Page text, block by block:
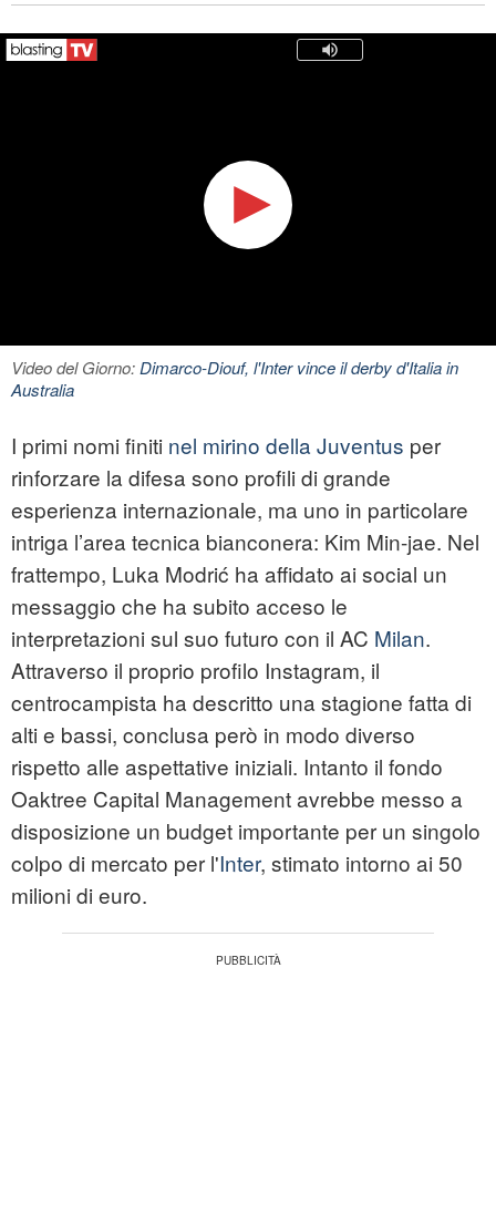
Video del Giorno:Dimarco-Diouf, l'Inter vince il derby d'Italia in
Australia
I primi nomi finiti nel mirino della Juventus per
rinforzare la difesa sono profili di grande
esperienza internazionale, ma uno in particolare
intriga l’area tecnica bianconera: Kim Min-jae. Nel
frattempo, Luka Modrić ha affidato ai social un
messaggio che ha subito acceso le
interpretazioni sul suo futuro con il AC Milan.
Attraverso il proprio profilo Instagram, il
centrocampista ha descritto una stagione fatta di
alti e bassi, conclusa però in modo diverso
rispetto alle aspettative iniziali. Intanto il fondo
Oaktree Capital Management avrebbe messo a
disposizione un budget importante per un singolo
colpo di mercato per l'Inter, stimato intorno ai 50
milioni di euro.